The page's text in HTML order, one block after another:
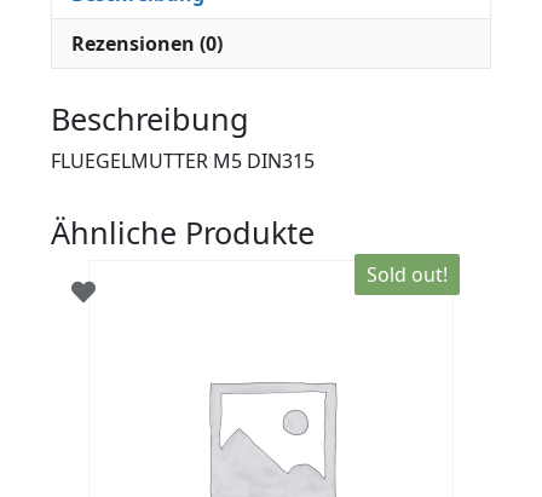
Rezensionen (0)
Beschreibung
FLUEGELMUTTER M5 DIN315
Ähnliche Produkte
Sold out!